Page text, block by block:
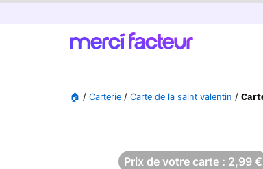
🏠 / Carterie / Carte de la saint valentin /
Prix de votre carte : 2,99 €